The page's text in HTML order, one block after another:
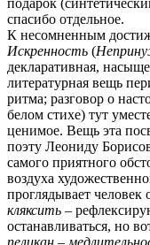
спасибо отдельное.
К несомненным
Искренность (
декларативная,
литературная вещь
ритма; разговор о
белом стихе) тут
ценимое. Вещь эта
поэту Леониду
самого приятного
воздуха
проглядывает
кляксить –
останавливаться, но
пеликан –